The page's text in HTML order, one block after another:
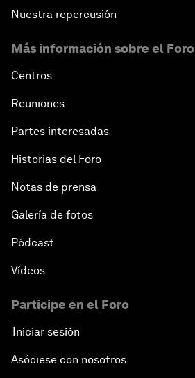
Nuestra repercusión
Más información sobre el Foro
Centros
Reuniones
Partes interesadas
Historias del Foro
Notas de prensa
Galería de fotos
Pódcast
Vídeos
Participe en el Foro
Iniciar sesión
Asóciese con nosotros